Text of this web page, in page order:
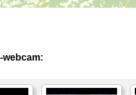
webcam: